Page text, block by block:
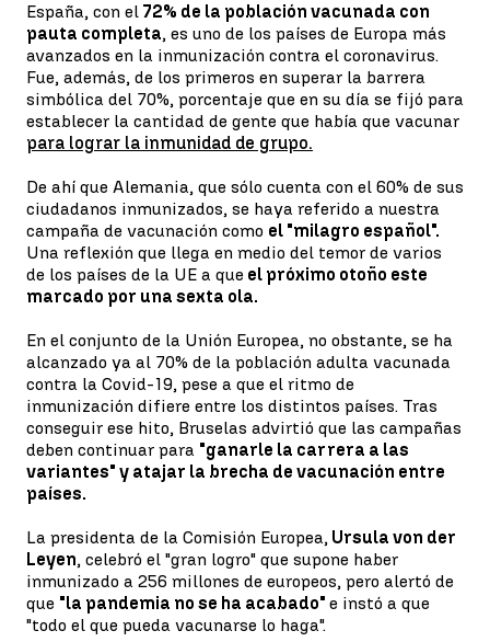
España, con el 72% de la población vacunada con
pauta completa, es uno de los países de Europa más
avanzados en la inmunización contra el coronavirus.
Fue, además, de los primeros en superar la barrera
simbólica del 70%, porcentaje que en su día se fijó para
establecer la cantidad de gente que había que vacunar
para lograr la inmunidad de grupo.
De ahí que Alemania, que sólo cuenta con el 60% de sus
ciudadanos inmunizados, se haya referido a nuestra
campaña de vacunación como el "milagro español".
Una reflexión que llega en medio del temor de varios
de los países de la UE a que el próximo otoño este
marcado por una sexta ola.
En el conjunto de la Unión Europea, no obstante, se ha
alcanzado ya al 70% de la población adulta vacunada
contra la Covid-19, pese a que el ritmo de
inmunización difiere entre los distintos países. Tras
conseguir ese hito, Bruselas advirtió que las campañas
deben continuar para "ganarle la carrera a las
variantes" y atajar la brecha de vacunación entre
países.
La presidenta de la Comisión Europea, Ursula von der
Leyen, celebró el "gran logro" que supone haber
inmunizado a 256 millones de europeos, pero alertó de
que "la pandemia no se ha acabado" e instó a que
"todo el que pueda vacunarse lo haga".